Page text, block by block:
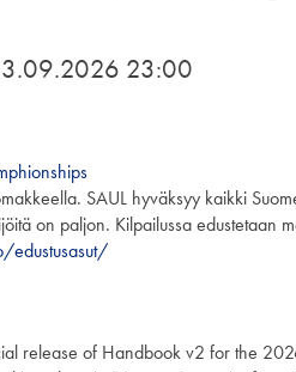
23:00
SAUL hyväksyy kaikki
on paljon. Kilpailussa edustetaan
edustusasut/
release of Handbook v2 for the